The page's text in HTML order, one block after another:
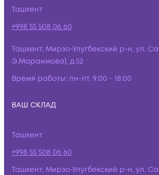
Ташкент
+998 55 508 06 60
Ташкент, Мирзо-Улугбекский р-н, ул.
Э.Мараимова), д.52
Время работы: пн-пт, 9:00 - 18:00
ВАШ СКЛАД
Ташкент
+998 55 508 06 60
Ташкент, Мирзо-Улугбекский р-н, ул.